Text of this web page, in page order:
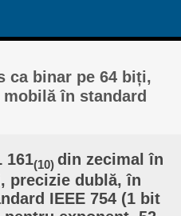
ca binar pe 64 biți,
în standard
161(10) din zecimal în
precizie dublă, în
IEEE 754 (1 bit